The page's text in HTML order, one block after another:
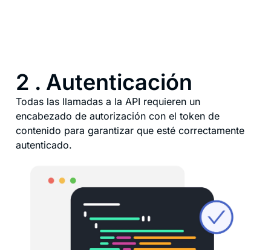
2 . Autenticación
Todas las llamadas a la API requieren un
encabezado de autorización con el token de
contenido para garantizar que esté correctamente
autenticado.